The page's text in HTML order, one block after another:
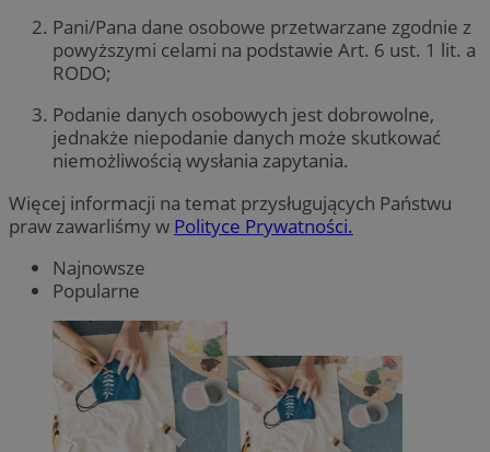
Pani/Pana dane osobowe przetwarzane zgodnie z
powyższymi celami na podstawie Art. 6 ust. 1 lit. a
RODO;
Podanie danych osobowych jest dobrowolne,
jednakże niepodanie danych może skutkować
niemożliwością wysłania zapytania.
Więcej informacji na temat przysługujących Państwu
praw zawarliśmy w Polityce Prywatności.
Najnowsze
Popularne